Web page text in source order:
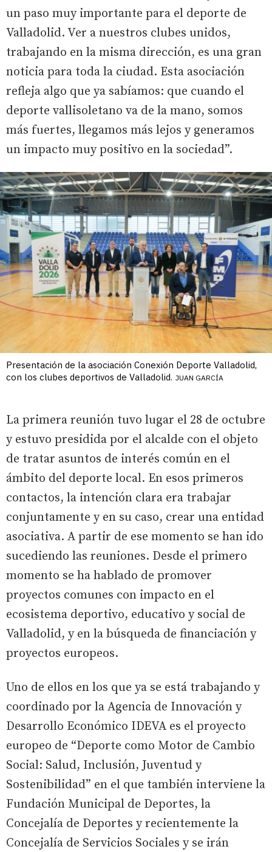
un paso muy importante para el deporte de
Valladolid. Ver a nuestros clubes unidos,
trabajando en la misma dirección, es una gran
noticia para toda la ciudad. Esta asociación
refleja algo que ya sabíamos: que cuando el
deporte vallisoletano va de la mano, somos
más fuertes, llegamos más lejos y generamos
un impacto muy positivo en la sociedad”.
Presentación de la asociación Conexión Deporte Valladolid,
con los clubes deportivos de Valladolid. JUAN GARCÍA
La primera reunión tuvo lugar el 28 de octubre
y estuvo presidida por el alcalde con el objeto
de tratar asuntos de interés común en el
ámbito del deporte local. En esos primeros
contactos, la intención clara era trabajar
conjuntamente y en su caso, crear una entidad
asociativa. A partir de ese momento se han ido
sucediendo las reuniones. Desde el primero
momento se ha hablado de promover
proyectos comunes con impacto en el
ecosistema deportivo, educativo y social de
Valladolid, y en la búsqueda de financiación y
proyectos europeos.
Uno de ellos en los que ya se está trabajando y
coordinado por la Agencia de Innovación y
Desarrollo Económico IDEVA es el proyecto
europeo de “Deporte como Motor de Cambio
Social: Salud, Inclusión, Juventud y
Sostenibilidad” en el que también interviene la
Fundación Municipal de Deportes, la
Concejalía de Deportes y recientemente la
Concejalía de Servicios Sociales y se irán